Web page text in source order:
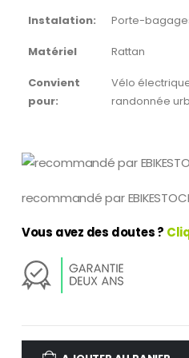
Instalation: Porte-
Matériel Rattan
Convient
pour:
Vélo
randonnée
recommandé par
Vous avez des doutes ?